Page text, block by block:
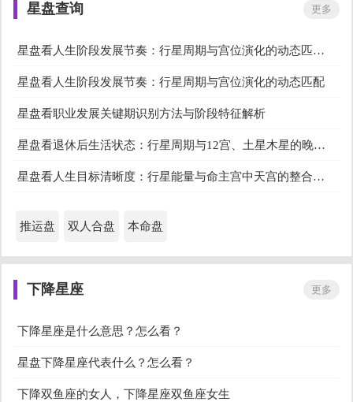
星盘查询 更多
星盘看人生阶段发展节奏：行星周期与宫位演化的动态匹配模型
星盘看人生阶段发展节奏：行星周期与宫位演化的动态匹配
星盘看职业发展关键期识别方法与阶段特征解析
星盘看退休后生活状态：行星周期与12宫、土星木星的晚年整合模型
星盘看人生目标清晰度：行星能量与命主宫中天宫的整合性解读
推运盘 双人合盘 本命盘
下降星座 更多
下降星座是什么意思？怎么看？
星盘下降星座代表什么？怎么看？
下降双鱼座的女人，下降星座双鱼座女生